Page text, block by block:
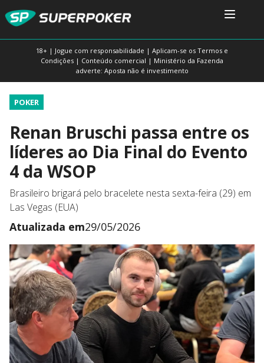
18+ | Jogue com responsabilidade | Aplicam-se os Termos e
Condições | Conteúdo comercial | Ministério da Fazenda
adverte: Aposta não é investimento
POKER
Renan Bruschi passa entre os
líderes ao Dia Final do Evento
4 da WSOP
Brasileiro brigará pelo bracelete nesta sexta-feira (29) em
Las Vegas (EUA)
Atualizada em29/05/2026